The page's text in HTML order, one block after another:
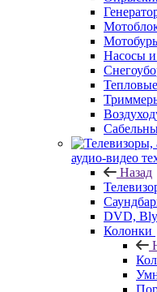
Насосы и
аудио-видео
Назад
DVD,
Колонки